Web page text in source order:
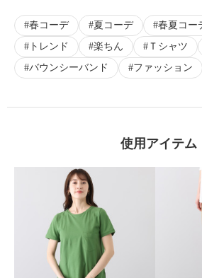
春コーデ 夏コーデ 春夏コー
トレンド
楽ちん Ｔシャツ
バウンシーバンド
ファッション
使用アイテム